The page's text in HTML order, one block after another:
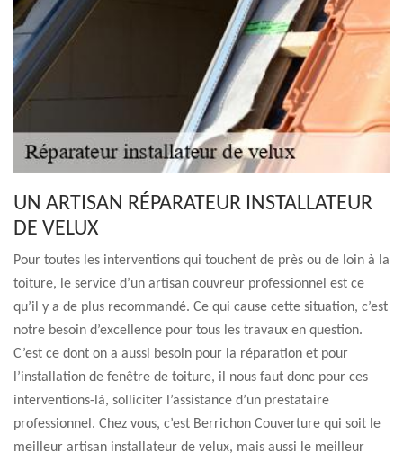
UN ARTISAN RÉPARATEUR INSTALLATEUR
DE VELUX
Pour toutes les interventions qui touchent de près ou de loin à la
toiture, le service d’un artisan couvreur professionnel est ce
qu’il y a de plus recommandé. Ce qui cause cette situation, c’est
notre besoin d’excellence pour tous les travaux en question.
C’est ce dont on a aussi besoin pour la réparation et pour
l’installation de fenêtre de toiture, il nous faut donc pour ces
interventions-là, solliciter l’assistance d’un prestataire
professionnel. Chez vous, c’est Berrichon Couverture qui soit le
meilleur artisan installateur de velux, mais aussi le meilleur